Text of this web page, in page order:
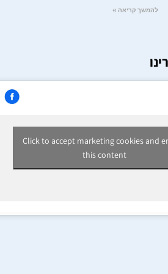
להמשך קריאה »
Click to accept marketing cookies and
this content